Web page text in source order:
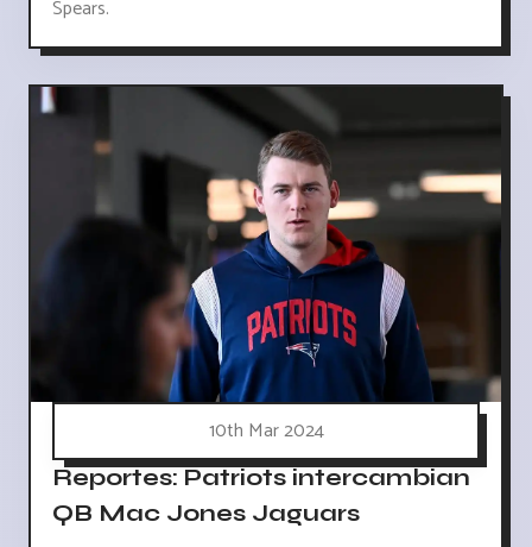
Spears.
10th Mar 2024
Reportes: Patriots intercambian
QB Mac Jones Jaguars